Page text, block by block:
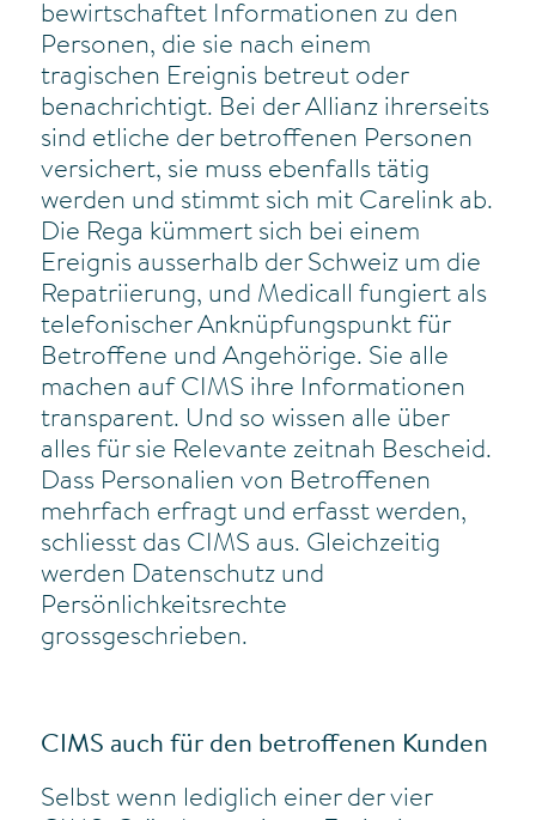
bewirtschaftet Informationen zu den
Personen, die sie nach einem
tragischen Ereignis betreut oder
benachrichtigt. Bei der Allianz ihrerseits
sind etliche der betroffenen Personen
versichert, sie muss ebenfalls tätig
werden und stimmt sich mit Carelink ab.
Die Rega kümmert sich bei einem
Ereignis ausserhalb der Schweiz um die
Repatriierung, und Medicall fungiert als
telefonischer Anknüpfungspunkt für
Betroffene und Angehörige. Sie alle
machen auf CIMS ihre Informationen
transparent. Und so wissen alle über
alles für sie Relevante zeitnah Bescheid.
Dass Personalien von Betroffenen
mehrfach erfragt und erfasst werden,
schliesst das CIMS aus. Gleichzeitig
werden Datenschutz und
Persönlichkeitsrechte
grossgeschrieben.
CIMS auch für den betroffenen Kunden
Selbst wenn lediglich einer der vier